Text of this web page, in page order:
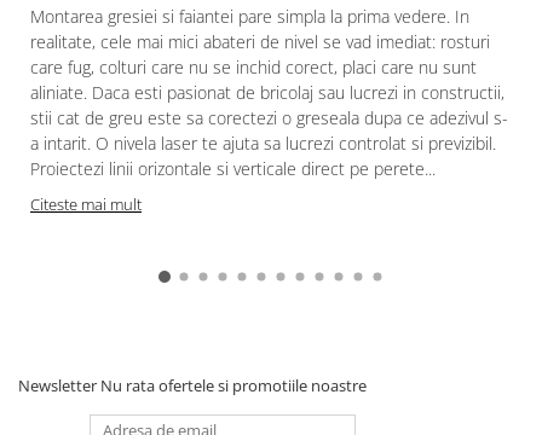
Montarea gresiei si faiantei pare simpla la prima vedere. In
realitate, cele mai mici abateri de nivel se vad imediat: rosturi
care fug, colturi care nu se inchid corect, placi care nu sunt
aliniate. Daca esti pasionat de bricolaj sau lucrezi in constructii,
stii cat de greu este sa corectezi o greseala dupa ce adezivul s-
a intarit. O nivela laser te ajuta sa lucrezi controlat si previzibil.
Proiectezi linii orizontale si verticale direct pe perete...
Citeste mai mult
Newsletter Nu rata ofertele si promotiile noastre